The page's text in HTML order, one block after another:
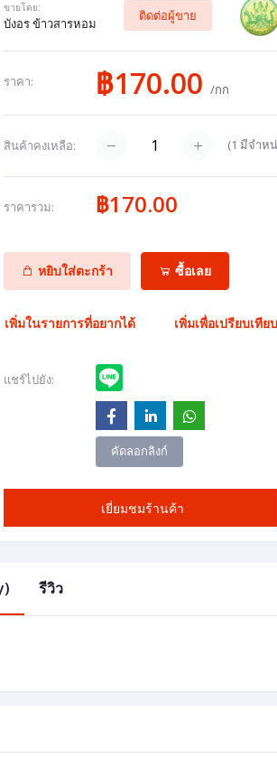
ขายโดย:
บังอร ข้าวสารหอม
ติดต่อผู้ขาย
ราคา: ฿170.00/กก
สินค้าคงเหลือ: (1 มีจำห
ราคารวม: ฿170.00
หยิบใส่ตะกร้า ซื้อเลย
เพิ่มในรายการที่อยากได้ เพิ่มเพื่อเปรียบเทียบ
แชร์ไปยัง:
คัดลอกลิงก์
เยี่ยมชมร้านค้า
รีวิว